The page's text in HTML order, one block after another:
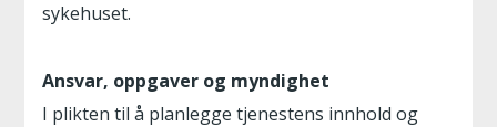
sykehuset.
Ansvar, oppgaver og myndighet
I plikten til å planlegge tjenestens innhold og